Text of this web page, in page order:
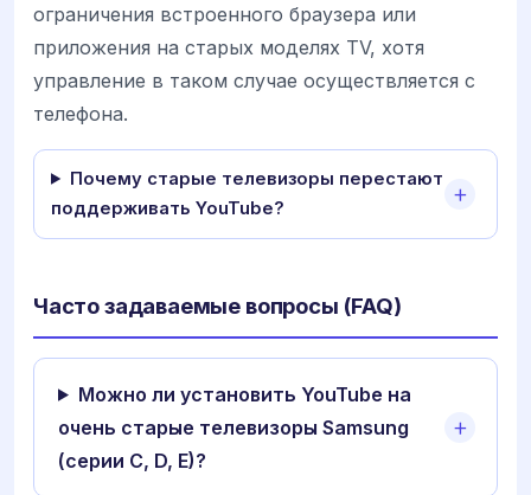
ограничения встроенного браузера или
приложения на старых моделях TV, хотя
управление в таком случае осуществляется с
телефона.
Почему старые телевизоры перестают
поддерживать YouTube?
Часто задаваемые вопросы (FAQ)
Можно ли установить YouTube на
очень старые телевизоры Samsung
(серии C, D, E)?